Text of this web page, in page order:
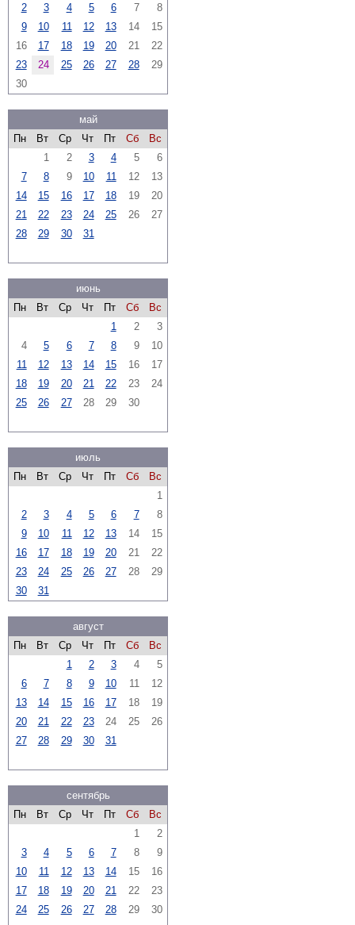
2
3 4 5 6 7
8
9
10 11 12 13 14
15
16
17 18 19 20 21
22
23
24 25 26 27 28
29
30
май
Пн
Вт Ср Чт Пт Сб
Вс
1
2 3 4 5
6
7
8 9 10 11 12
13
14
15 16 17 18 19
20
21
22 23 24 25 26
27
28
29 30 31
июнь
Пн
Вт Ср Чт Пт Сб
Вс
1
2
3
4
5 6 7 8 9
10
11
12 13 14 15 16
17
18
19 20 21 22 23
24
25
26 27 28 29 30
июль
Пн
Вт Ср Чт Пт Сб
Вс
1
2
3 4 5 6 7
8
9
10 11 12 13 14
15
16
17 18 19 20 21
22
23
24 25 26 27 28
29
30
31
август
Пн
Вт Ср Чт Пт Сб
Вс
1
2 3 4
5
6
7 8 9 10 11
12
13
14 15 16 17 18
19
20
21 22 23 24 25
26
27
28 29 30 31
сентябрь
Пн
Вт Ср Чт Пт Сб
Вс
1
2
3
4 5 6 7 8
9
10
11 12 13 14 15
16
17
18 19 20 21 22
23
24
25 26 27 28 29 30